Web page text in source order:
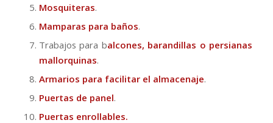
Mosquiteras.
Mamparas para baños.
Trabajos para balcones, barandillas o persianas
mallorquinas.
Armarios para facilitar el almacenaje.
Puertas de panel.
Puertas enrollables.